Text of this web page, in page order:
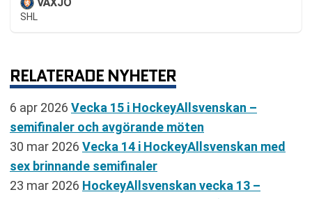
SHL
RELATERADE NYHETER
6 apr 2026 Vecka 15 i HockeyAllsvenskan –
semifinaler och avgörande möten
30 mar 2026 Vecka 14 i HockeyAllsvenskan med
sex brinnande semifinaler
23 mar 2026 HockeyAllsvenskan vecka 13 –